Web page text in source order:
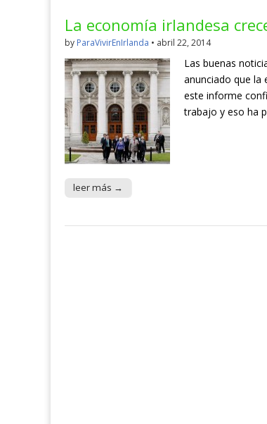
La economía irlandesa
by ParaVivirEnIrlanda • abril 22, 2014
Las buenas
anunciado que la
este informe
trabajo y eso ha
leer más →